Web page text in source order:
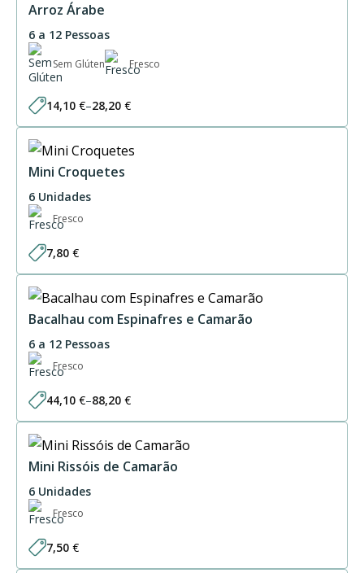
Arroz Árabe
6 a 12 Pessoas
Sem Glúten Fresco
14,10 €–28,20 €
Price
range:
through
28,20 €
Mini Croquetes
6 Unidades
Fresco
7,80 €
Bacalhau com Espinafres e Camarão
6 a 12 Pessoas
Fresco
44,10 €–88,20 €
Price
range:
through
88,20 €
Mini Rissóis de Camarão
6 Unidades
Fresco
7,50 €